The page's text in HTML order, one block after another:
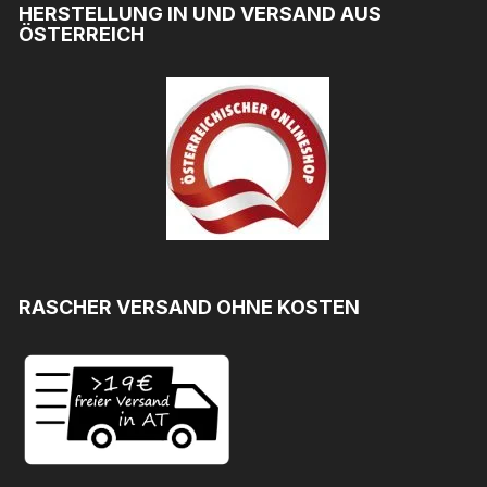
HERSTELLUNG IN UND VERSAND AUS
ÖSTERREICH
RASCHER VERSAND OHNE KOSTEN